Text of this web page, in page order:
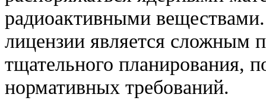
радиоактивными
лицензии является сложным
тщательного планирования,
нормативных требований.